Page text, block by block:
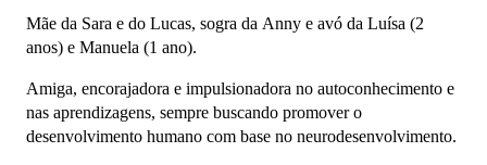
Mãe da Sara e do Lucas, sogra da Anny e avó da Luísa (2
anos) e Manuela (1 ano).
Amiga, encorajadora e impulsionadora no autoconhecimento e
nas aprendizagens, sempre buscando promover o
desenvolvimento humano com base no neurodesenvolvimento.